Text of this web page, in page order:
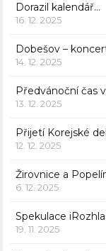
Dorazil kalendář…
16. 12. 2025
Dobešov –
14. 12. 2025
Předvánoční čas
13. 12. 2025
Přijetí Korejské
12. 12. 2025
Žirovnice a
6. 12. 2025
Spekulace
19. 11. 2025